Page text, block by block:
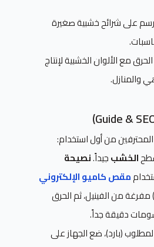
على شرائح خشبية صغيرة
مع الألوان الخشبية لإنتاج
والمنازل.
من أول استخدام:
الخشبجيداً.نصيحة
مقص كاميو الإلكتروني
لقص قوالب (Stencils) مفرغة من الفينيل، ثم الحرق
دقيقة جداً.
(بارد)، ضع الجهاز على